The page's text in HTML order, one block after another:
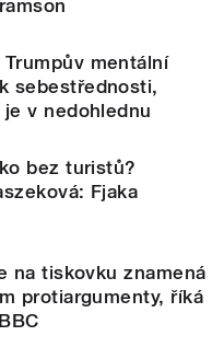
mentální
sebestřednosti,
v nedohlednu
bez turistů?
Fjaka
na tiskovku znamená
protiargumenty, říká